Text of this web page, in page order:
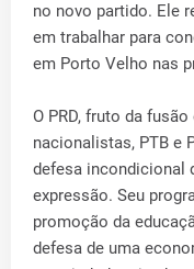
no novo partido. Ele
em trabalhar para
em Porto Velho nas
O PRD, fruto da
nacionalistas, PTB e
defesa incondicional
expressão. Seu
promoção da
defesa de uma